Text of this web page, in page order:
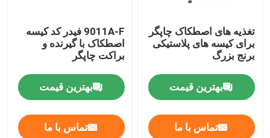
دستگاه شماره گذاری اتوماتیک
تغذیه های اصطکاک چاپگر
برای کیسه های پلاستیکی
برنج بزرگ
بهترین قیمت
تماس با ما
9011A-F فیدر کد کیسه
اصطکاک با گیرنده و
براکت چاپگر
بهترین قیمت
تماس با ما